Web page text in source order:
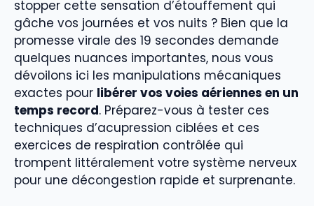
stopper cette sensation d’étouffement qui
gâche vos journées et vos nuits ? Bien que la
promesse virale des 19 secondes demande
quelques nuances importantes, nous vous
dévoilons ici les manipulations mécaniques
exactes pour libérer vos voies aériennes en un
temps record. Préparez-vous à tester ces
techniques d’acupression ciblées et ces
exercices de respiration contrôlée qui
trompent littéralement votre système nerveux
pour une décongestion rapide et surprenante.